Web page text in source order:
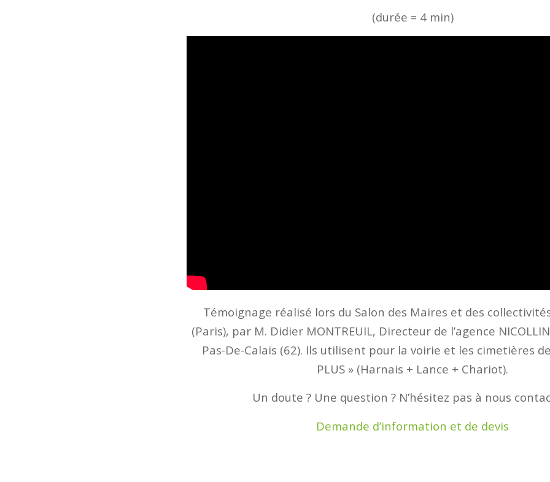
(durée = 4 min)
Témoignage réalisé lors du Salon des Maires et des
(Paris), par M. Didier MONTREUIL, Directeur de l’agence
Pas-De-Calais (62). Ils utilisent pour la voirie et les cimetières
PLUS » (Harnais + Lance + Chariot).
Un doute ? Une question ? N’hésitez pas à nous
Demande d’information et de devis